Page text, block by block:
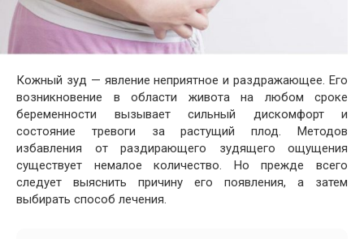
Кожный зуд — явление неприятное и раздражающее. Его
возникновение в области живота на любом сроке
беременности вызывает сильный дискомфорт и
состояние тревоги за растущий плод. Методов
избавления от раздирающего зудящего ощущения
существует немалое количество. Но прежде всего
следует выяснить причину его появления, а затем
выбирать способ лечения.